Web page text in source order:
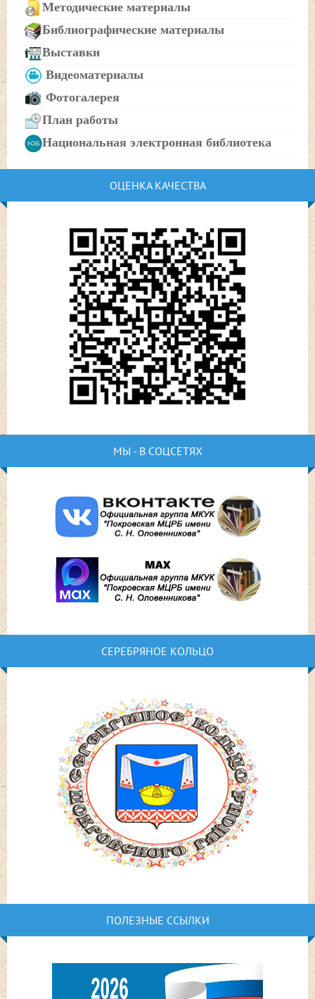
Методические материалы
Библиографические материалы
Выставки
Видеоматериалы
Фотогалерея
План работы
Национальная электронная библиотека
ОЦЕНКА КАЧЕСТВА
МЫ - В СОЦСЕТЯХ
СЕРЕБРЯНОЕ КОЛЬЦО
ПОЛЕЗНЫЕ ССЫЛКИ